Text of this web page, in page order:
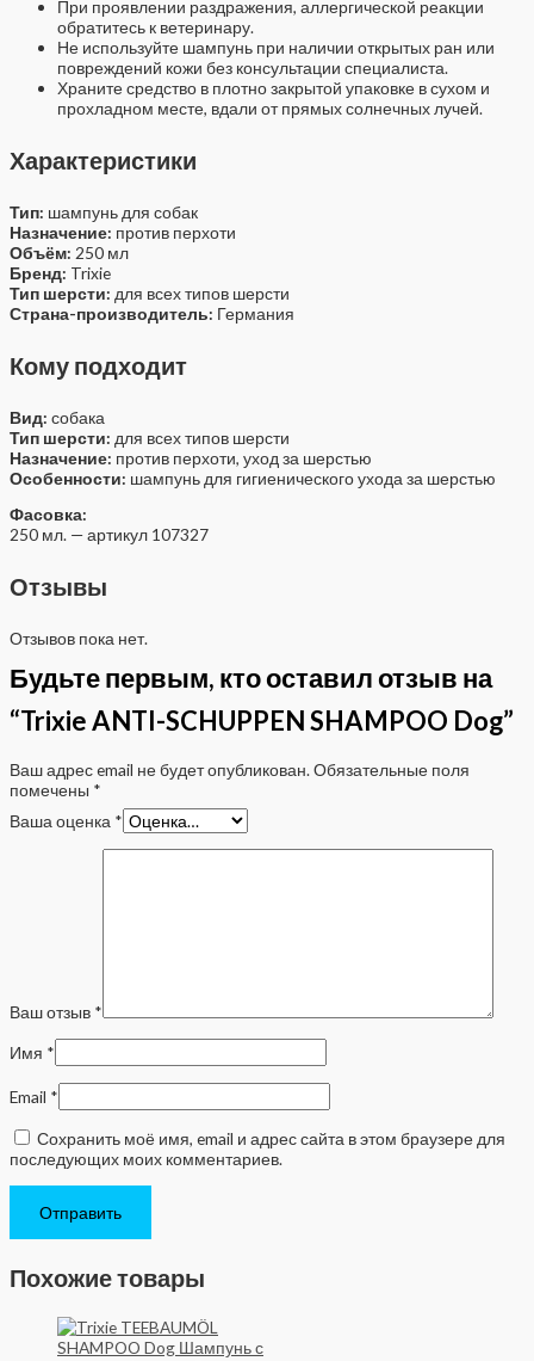
При проявлении раздражения, аллергической реакции
обратитесь к ветеринару.
Не используйте шампунь при наличии открытых ран или
повреждений кожи без консультации специалиста.
Храните средство в плотно закрытой упаковке в сухом и
прохладном месте, вдали от прямых солнечных лучей.
Характеристики
Тип: шампунь для собак
Назначение: против перхоти
Объём: 250 мл
Бренд: Trixie
Тип шерсти: для всех типов шерсти
Страна-производитель: Германия
Кому подходит
Вид: собака
Тип шерсти: для всех типов шерсти
Назначение: против перхоти, уход за шерстью
Особенности: шампунь для гигиенического ухода за шерстью
Фасовка:
250 мл. — артикул 107327
Отзывы
Отзывов пока нет.
Будьте первым, кто оставил отзыв на
“Trixie ANTI-SCHUPPEN SHAMPOO Dog”
Ваш адрес email не будет опубликован. Обязательные поля
помечены *
Ваша оценка *
Ваш отзыв *
Имя *
Email *
Сохранить моё имя, email и адрес сайта в этом браузере для
последующих моих комментариев.
Похожие товары